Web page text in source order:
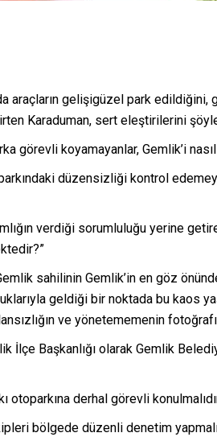
araçların gelişigüzel park
Karaduman, sert eleştirilerini
görevli koyamayanlar, Gemlik’i
düzensizliği kontrol
verdiği sorumluluğu yerine
sahilinin Gemlik’in en göz
geldiği bir noktada bu kaos
ve yönetememenin
İlçe Başkanlığı olarak Gemlik
otoparkına derhal görevli
bölgede düzenli denetim